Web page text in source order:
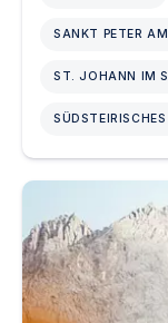
SANKT PETER
ST. JOHANN IM